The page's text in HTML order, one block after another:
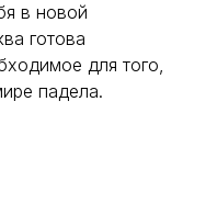
в новой
готова
для того,
падела.